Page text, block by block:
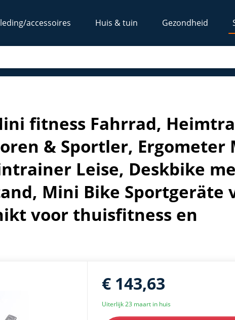
accessoires Huis & tuin Gezondheid
Ergometer Minibike voor fitness, Beintrainer
fitness Fahrrad,
& Sportler, Ergometer
Leise, Deskbike
Mini Bike Sportgeräte
voor thuisfitness en
€ 143,63
Uiterlijk 23 maart in huis